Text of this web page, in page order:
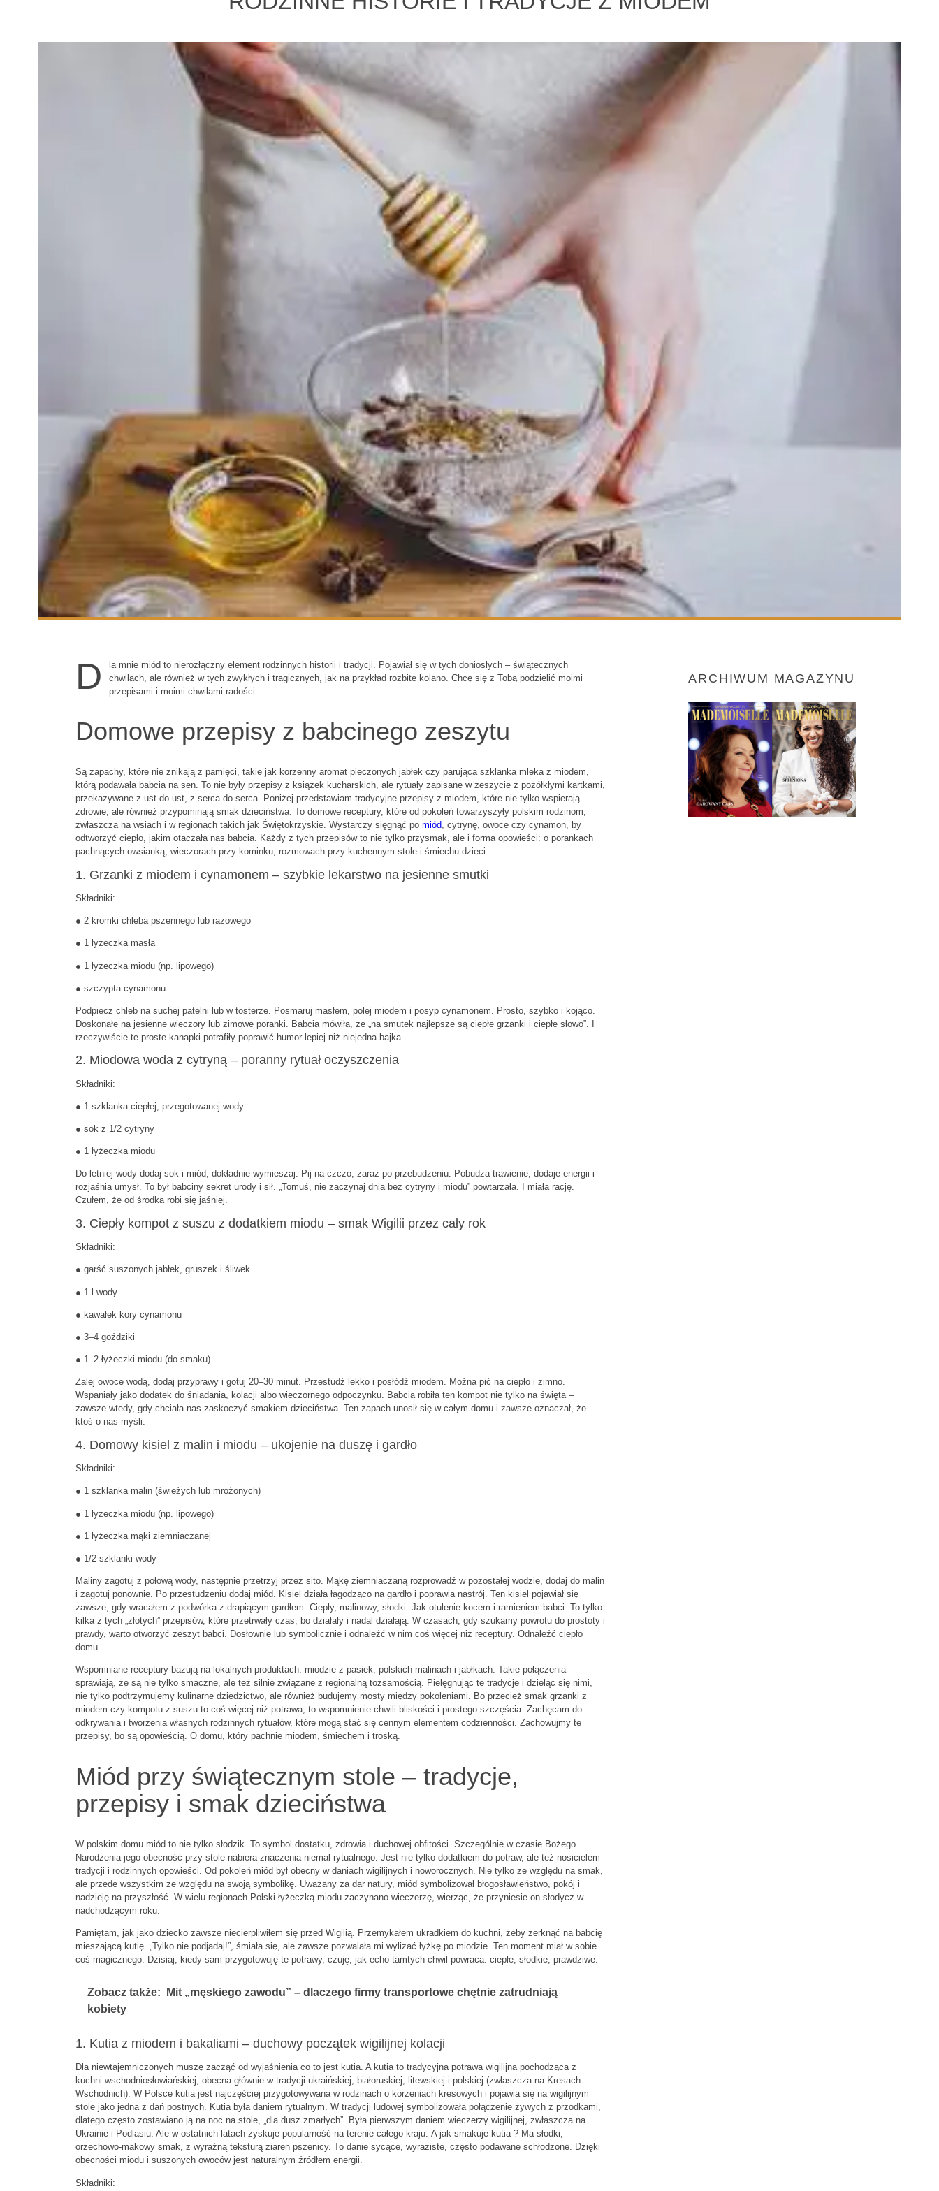
D
la mnie miód to nierozłączny element rodzinnych historii i tradycji. Pojawiał się w tych doniosłych – świątecznych
chwilach, ale również w tych zwykłych i tragicznych, jak na przykład rozbite kolano. Chcę się z Tobą podzielić moimi
przepisami i moimi chwilami radości.
Domowe przepisy z babcinego zeszytu
Są zapachy, które nie znikają z pamięci, takie jak korzenny aromat pieczonych jabłek czy parująca szklanka mleka z miodem,
którą podawała babcia na sen. To nie były przepisy z książek kucharskich, ale rytuały zapisane w zeszycie z pożółkłymi kartkami,
przekazywane z ust do ust, z serca do serca. Poniżej przedstawiam tradycyjne przepisy z miodem, które nie tylko wspierają
zdrowie, ale również przypominają smak dzieciństwa. To domowe receptury, które od pokoleń towarzyszyły polskim rodzinom,
zwłaszcza na wsiach i w regionach takich jak Świętokrzyskie. Wystarczy sięgnąć po miód, cytrynę, owoce czy cynamon, by
odtworzyć ciepło, jakim otaczała nas babcia. Każdy z tych przepisów to nie tylko przysmak, ale i forma opowieści: o porankach
pachnących owsianką, wieczorach przy kominku, rozmowach przy kuchennym stole i śmiechu dzieci.
1. Grzanki z miodem i cynamonem – szybkie lekarstwo na jesienne smutki
Składniki:
● 2 kromki chleba pszennego lub razowego
● 1 łyżeczka masła
● 1 łyżeczka miodu (np. lipowego)
● szczypta cynamonu
Podpiecz chleb na suchej patelni lub w tosterze. Posmaruj masłem, polej miodem i posyp cynamonem. Prosto, szybko i kojąco.
Doskonałe na jesienne wieczory lub zimowe poranki. Babcia mówiła, że „na smutek najlepsze są ciepłe grzanki i ciepłe słowo”. I
rzeczywiście te proste kanapki potrafiły poprawić humor lepiej niż niejedna bajka.
2. Miodowa woda z cytryną – poranny rytuał oczyszczenia
Składniki:
● 1 szklanka ciepłej, przegotowanej wody
● sok z 1/2 cytryny
● 1 łyżeczka miodu
Do letniej wody dodaj sok i miód, dokładnie wymieszaj. Pij na czczo, zaraz po przebudzeniu. Pobudza trawienie, dodaje energii i
rozjaśnia umysł. To był babciny sekret urody i sił. „Tomuś, nie zaczynaj dnia bez cytryny i miodu” powtarzała. I miała rację.
Czułem, że od środka robi się jaśniej.
3. Ciepły kompot z suszu z dodatkiem miodu – smak Wigilii przez cały rok
Składniki:
● garść suszonych jabłek, gruszek i śliwek
● 1 l wody
● kawałek kory cynamonu
● 3–4 goździki
● 1–2 łyżeczki miodu (do smaku)
Zalej owoce wodą, dodaj przyprawy i gotuj 20–30 minut. Przestudź lekko i posłódź miodem. Można pić na ciepło i zimno.
Wspaniały jako dodatek do śniadania, kolacji albo wieczornego odpoczynku. Babcia robiła ten kompot nie tylko na święta –
zawsze wtedy, gdy chciała nas zaskoczyć smakiem dzieciństwa. Ten zapach unosił się w całym domu i zawsze oznaczał, że
ktoś o nas myśli.
4. Domowy kisiel z malin i miodu – ukojenie na duszę i gardło
Składniki:
● 1 szklanka malin (świeżych lub mrożonych)
● 1 łyżeczka miodu (np. lipowego)
● 1 łyżeczka mąki ziemniaczanej
● 1/2 szklanki wody
Maliny zagotuj z połową wody, następnie przetrzyj przez sito. Mąkę ziemniaczaną rozprowadź w pozostałej wodzie, dodaj do malin
i zagotuj ponownie. Po przestudzeniu dodaj miód. Kisiel działa łagodząco na gardło i poprawia nastrój. Ten kisiel pojawiał się
zawsze, gdy wracałem z podwórka z drapiącym gardłem. Ciepły, malinowy, słodki. Jak otulenie kocem i ramieniem babci. To tylko
kilka z tych „złotych” przepisów, które przetrwały czas, bo działały i nadal działają. W czasach, gdy szukamy powrotu do prostoty i
prawdy, warto otworzyć zeszyt babci. Dosłownie lub symbolicznie i odnaleźć w nim coś więcej niż receptury. Odnaleźć ciepło
domu.
Wspomniane receptury bazują na lokalnych produktach: miodzie z pasiek, polskich malinach i jabłkach. Takie połączenia
sprawiają, że są nie tylko smaczne, ale też silnie związane z regionalną tożsamością. Pielęgnując te tradycje i dzieląc się nimi,
nie tylko podtrzymujemy kulinarne dziedzictwo, ale również budujemy mosty między pokoleniami. Bo przecież smak grzanki z
miodem czy kompotu z suszu to coś więcej niż potrawa, to wspomnienie chwili bliskości i prostego szczęścia. Zachęcam do
odkrywania i tworzenia własnych rodzinnych rytuałów, które mogą stać się cennym elementem codzienności. Zachowujmy te
przepisy, bo są opowieścią. O domu, który pachnie miodem, śmiechem i troską.
Miód przy świątecznym stole – tradycje,
przepisy i smak dzieciństwa
W polskim domu miód to nie tylko słodzik. To symbol dostatku, zdrowia i duchowej obfitości. Szczególnie w czasie Bożego
Narodzenia jego obecność przy stole nabiera znaczenia niemal rytualnego. Jest nie tylko dodatkiem do potraw, ale też nosicielem
tradycji i rodzinnych opowieści. Od pokoleń miód był obecny w daniach wigilijnych i noworocznych. Nie tylko ze względu na smak,
ale przede wszystkim ze względu na swoją symbolikę. Uważany za dar natury, miód symbolizował błogosławieństwo, pokój i
nadzieję na przyszłość. W wielu regionach Polski łyżeczką miodu zaczynano wieczerzę, wierząc, że przyniesie on słodycz w
nadchodzącym roku.
Pamiętam, jak jako dziecko zawsze niecierpliwiłem się przed Wigilią. Przemykałem ukradkiem do kuchni, żeby zerknąć na babcię
mieszającą kutię. „Tylko nie podjadaj!”, śmiała się, ale zawsze pozwalała mi wylizać łyżkę po miodzie. Ten moment miał w sobie
coś magicznego. Dzisiaj, kiedy sam przygotowuję te potrawy, czuję, jak echo tamtych chwil powraca: ciepłe, słodkie, prawdziwe.
Zobacz także:
Mit „męskiego zawodu” – dlaczego firmy transportowe chętnie zatrudniają
kobiety
1. Kutia z miodem i bakaliami – duchowy początek wigilijnej kolacji
Dla niewtajemniczonych muszę zacząć od wyjaśnienia co to jest kutia. A kutia to tradycyjna potrawa wigilijna pochodząca z
kuchni wschodniosłowiańskiej, obecna głównie w tradycji ukraińskiej, białoruskiej, litewskiej i polskiej (zwłaszcza na Kresach
Wschodnich). W Polsce kutia jest najczęściej przygotowywana w rodzinach o korzeniach kresowych i pojawia się na wigilijnym
stole jako jedna z dań postnych. Kutia była daniem rytualnym. W tradycji ludowej symbolizowała połączenie żywych z przodkami,
dlatego często zostawiano ją na noc na stole, „dla dusz zmarłych”. Była pierwszym daniem wieczerzy wigilijnej, zwłaszcza na
Ukrainie i Podlasiu. Ale w ostatnich latach zyskuje popularność na terenie całego kraju. A jak smakuje kutia ? Ma słodki,
orzechowo-makowy smak, z wyraźną teksturą ziaren pszenicy. To danie sycące, wyraziste, często podawane schłodzone. Dzięki
obecności miodu i suszonych owoców jest naturalnym źródłem energii.
Składniki:
ARCHIWUM MAGAZYNU